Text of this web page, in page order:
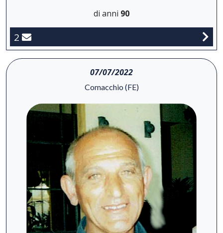
di anni 90
2
07/07/2022
Comacchio (FE)